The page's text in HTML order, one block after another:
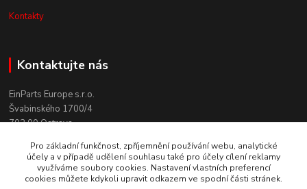
Kontakty
Kontaktujte nás
EinParts Europe s.r.o.
Švabinského 1700/4
702 00 Ostrava
+420 558 080 004
(po. - pá. 9:00-13:00)
obchod@einparts.cz
Pro základní funkčnost, zpříjemnění používání webu, analytické
účely a v případě udělení souhlasu také pro účely cílení reklamy
využíváme soubory cookies. Nastavení vlastních preferencí
cookies můžete kdykoli upravit odkazem ve spodní části stránek.